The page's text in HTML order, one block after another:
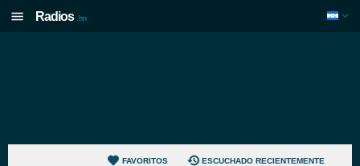
Radios .hn
FAVORITOS ESCUCHADO RECIENTEMENTE